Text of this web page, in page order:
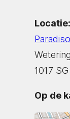
Locatie:
Paradiso
1017
Op de